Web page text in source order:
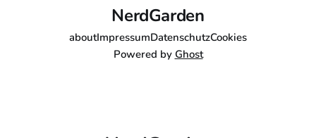
NerdGarden
aboutImpressumDatenschutzCookies
Powered by Ghost